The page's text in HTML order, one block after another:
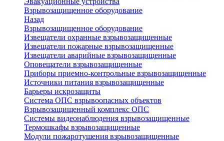
Взрывозащищенное оборудование
Назад
Взрывозащищенное оборудование
Извещатели охранные взрывозащищенные
Извещатели пожарные взрывозащищенные
Извещатели аварийные взрывозащищенные
Оповещатели взрывозащищенные
Приборы приемно-контрольные взрывозащищенные
Источники питания взрывозащищенные
Барьеры искрозащиты
Система ОПС взрывоопасных объектов
Взрывозащищенный комплекс ОПС
Системы видеонаблюдения взрывозащищенные
Термошкафы взрывозащищенные
Модули пожаротушения взрывозащищенные